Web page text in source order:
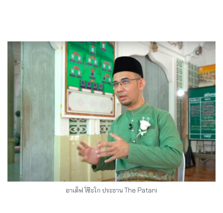
อาเต็ฟ โซ๊ะโก ประธาน The Patani